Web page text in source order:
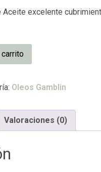
Aceite excelente
Oleos Gamblin
Valoraciones (0)